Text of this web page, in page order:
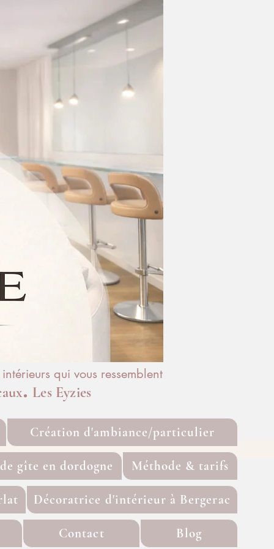
. Les Eyzies
qui vous ressemblent
Création d'ambiance/particulier
gîte en dordogne Méthode & tarifs
Décoratrice d'intérieur à Bergerac
Contact Blog